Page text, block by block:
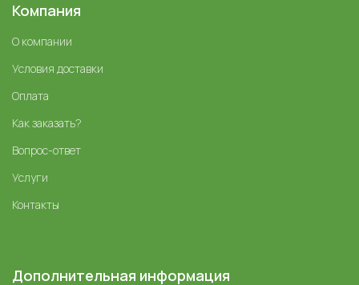
Компания
О компании
Условия доставки
Оплата
Как заказать?
Вопрос-ответ
Услуги
Контакты
Дополнительная информация